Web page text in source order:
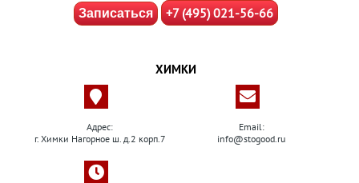
Записаться +7 (495) 021-56-66
ХИМКИ
Адрес:
г. Химки Нагорное ш. д.2 корп.7
Email:
info@stogood.ru